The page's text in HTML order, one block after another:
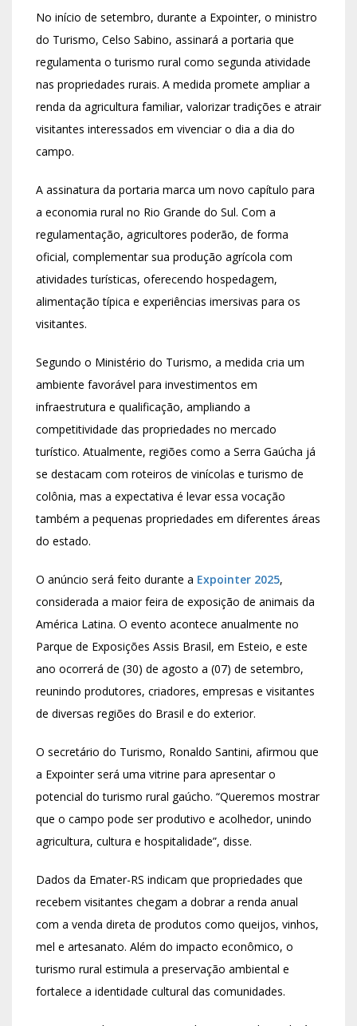
No início de setembro, durante a Expointer, o ministro
do Turismo, Celso Sabino, assinará a portaria que
regulamenta o turismo rural como segunda atividade
nas propriedades rurais. A medida promete ampliar a
renda da agricultura familiar, valorizar tradições e atrair
visitantes interessados em vivenciar o dia a dia do
campo.
A assinatura da portaria marca um novo capítulo para
a economia rural no Rio Grande do Sul. Com a
regulamentação, agricultores poderão, de forma
oficial, complementar sua produção agrícola com
atividades turísticas, oferecendo hospedagem,
alimentação típica e experiências imersivas para os
visitantes.
Segundo o Ministério do Turismo, a medida cria um
ambiente favorável para investimentos em
infraestrutura e qualificação, ampliando a
competitividade das propriedades no mercado
turístico. Atualmente, regiões como a Serra Gaúcha já
se destacam com roteiros de vinícolas e turismo de
colônia, mas a expectativa é levar essa vocação
também a pequenas propriedades em diferentes áreas
do estado.
O anúncio será feito durante a Expointer 2025,
considerada a maior feira de exposição de animais da
América Latina. O evento acontece anualmente no
Parque de Exposições Assis Brasil, em Esteio, e este
ano ocorrerá de (30) de agosto a (07) de setembro,
reunindo produtores, criadores, empresas e visitantes
de diversas regiões do Brasil e do exterior.
O secretário do Turismo, Ronaldo Santini, afirmou que
a Expointer será uma vitrine para apresentar o
potencial do turismo rural gaúcho. “Queremos mostrar
que o campo pode ser produtivo e acolhedor, unindo
agricultura, cultura e hospitalidade”, disse.
Dados da Emater-RS indicam que propriedades que
recebem visitantes chegam a dobrar a renda anual
com a venda direta de produtos como queijos, vinhos,
mel e artesanato. Além do impacto econômico, o
turismo rural estimula a preservação ambiental e
fortalece a identidade cultural das comunidades.